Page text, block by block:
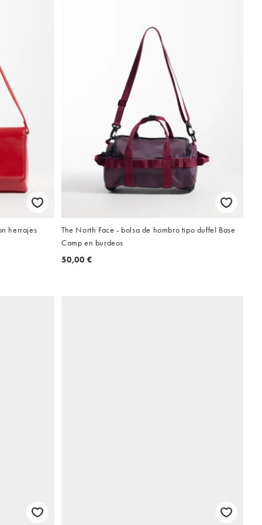
herrajes
The North Face - bolsa de hombro tipo duffel Base
Camp en burdeos
50,00 €